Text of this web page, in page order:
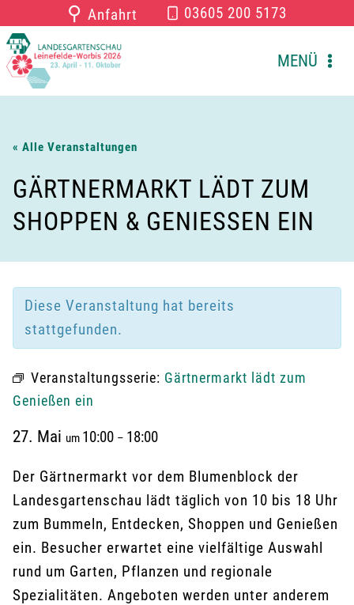
Inhalt
springen
⚲ Anfahrt 03605 200 5173
MENÜ
« Alle Veranstaltungen
GÄRTNERMARKT LÄDT ZUM
SHOPPEN & GENIESSEN EIN
Diese Veranstaltung hat bereits
stattgefunden.
Veranstaltungsserie: Gärtnermarkt lädt zum
Genießen ein
27. Mai um 10:00 – 18:00
Der Gärtnermarkt vor dem Blumenblock der
Landesgartenschau lädt täglich von 10 bis 18 Uhr
zum Bummeln, Entdecken, Shoppen und Genießen
ein. Besucher erwartet eine vielfältige Auswahl
rund um Garten, Pflanzen und regionale
Spezialitäten. Angeboten werden unter anderem